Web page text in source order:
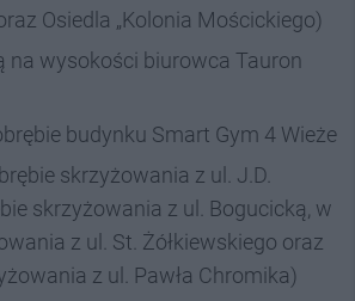
Osiedla „Kolonia Mościckiego)
na wysokości biurowca Tauron
budynku Smart Gym 4 Wieże
skrzyżowania z ul. J.D.
skrzyżowania z ul. Bogucicką, w
z ul. St. Żółkiewskiego oraz
z ul. Pawła Chromika)